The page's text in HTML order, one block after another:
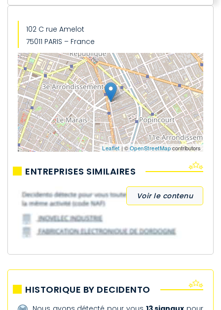
102 C rue Amelot
75011 PARIS – France
Leaflet| ©OpenStreetMapcontributors
ENTREPRISES SIMILAIRES
Voir le contenu
HISTORIQUE BY DECIDENTO